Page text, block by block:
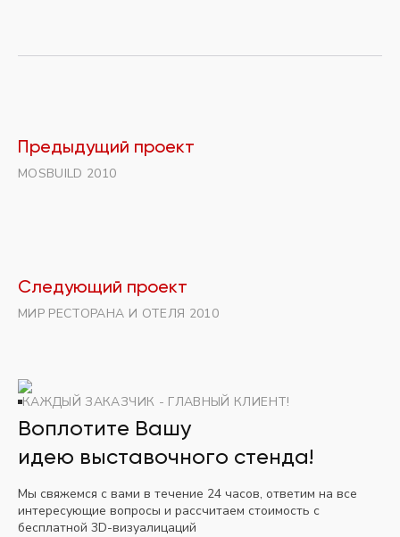
Предыдущий проект
MOSBUILD 2010
Следующий проект
МИР РЕСТОРАНА И ОТЕЛЯ 2010
КАЖДЫЙ ЗАКАЗЧИК - ГЛАВНЫЙ КЛИЕНТ!
Воплотите Вашу
идею выставочного стенда!
Мы свяжемся с вами в течение 24 часов, ответим на все
интересующие вопросы и рассчитаем стоимость с
бесплатной 3D-визуалицаций